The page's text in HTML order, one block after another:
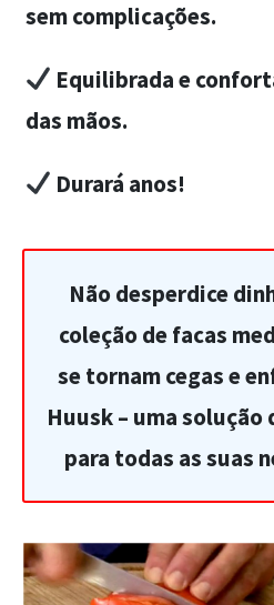
sem complicações.
Equilibrada e
das mãos.
Durará anos!
Não desperdice
coleção de facas
se tornam cegas e
Huusk – uma
para todas as suas